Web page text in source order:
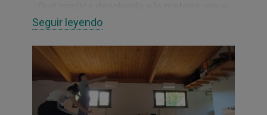
otra vez?
Entre lo solar y lo nocturno, entre lo
elevado y lo subterráneo, M genera un
espacio común donde cuerpo y voz se
transforman hasta trascender a las
intérpretes y convertirse en experiencia
compartida.
Seguir leyendo